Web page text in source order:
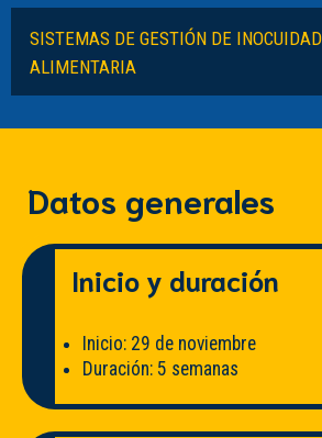
SISTEMAS DE GESTIÓN DE INOCUIDAD
ALIMENTARIA
Datos generales
Inicio y duración
Inicio: 29 de noviembre
Duración: 5 semanas